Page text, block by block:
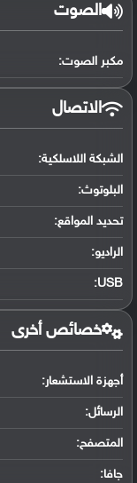
الصوت
مكبر الصوت:
الاتصال
الشبكة اللاسلكية:
البلوتوث:
تحديد المواقع:
الراديو:
USB
:
خصائص أخرى
أجهزة الاستشعار:
الرسائل:
المتصفح:
جافا: